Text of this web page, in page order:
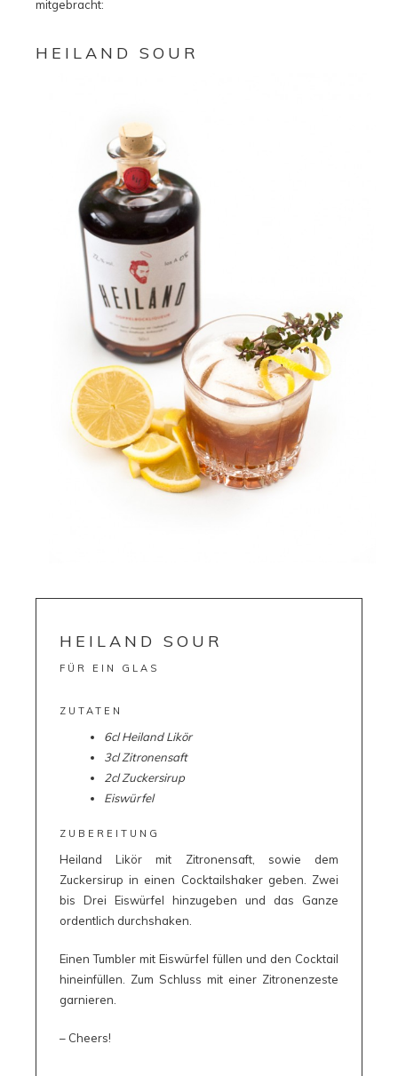
mitgebracht:
HEILAND SOUR
HEILAND SOUR
FÜR EIN GLAS
ZUTATEN
6cl Heiland Likör
3cl Zitronensaft
2cl Zuckersirup
Eiswürfel
ZUBEREITUNG
Heiland Likör mit Zitronensaft, sowie dem
Zuckersirup in einen Cocktailshaker geben. Zwei
bis Drei Eiswürfel hinzugeben und das Ganze
ordentlich durchshaken.
Einen Tumbler mit Eiswürfel füllen und den Cocktail
hineinfüllen. Zum Schluss mit einer Zitronenzeste
garnieren.
– Cheers!